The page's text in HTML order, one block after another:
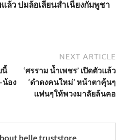
ล้ว ปมล้อเลียนสำเนียงกัมพูชา
นี้
น้อง
NEXT ARTICLE
‘ศรราม น้ำเพชร’ เปิดตัวแล้ว
‘ดำดงคนใหม่’ หน้าตาคุ้นๆ
แฟนๆให้พวงมาลัยล้นคอ
belle truststore